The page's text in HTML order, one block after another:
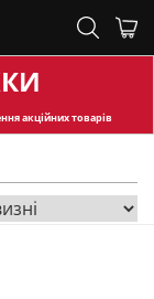
акційних товарів